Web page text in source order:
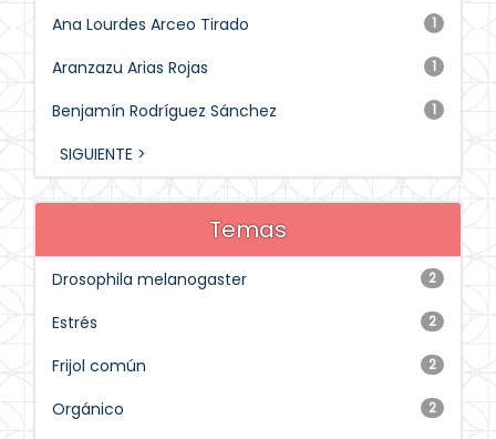
1
Ana Lourdes Arceo Tirado
1
Aranzazu Arias Rojas
1
Benjamín Rodríguez Sánchez
SIGUIENTE >
Temas
2
Drosophila melanogaster
2
Estrés
2
Frijol común
2
Orgánico